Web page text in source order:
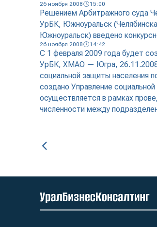
26 ноября 2008 15:00
Решением Арбитражного суда
УрБК, Южноуральск
Южноуральск) введено
26 ноября 2008 14:42
С 1 февраля 2009 года будет
УрБК, ХМАО — Югра, 26.11.2008.
социальной защиты населения
создано Управление
осуществляется в рамках
численности между